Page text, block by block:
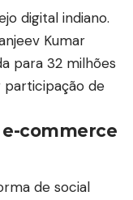
digital indiano.
Kumar
para 32 milhões
participação de
commerce
de social